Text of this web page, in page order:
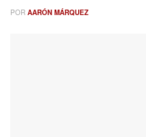
POR AARÓN MÁRQUEZ